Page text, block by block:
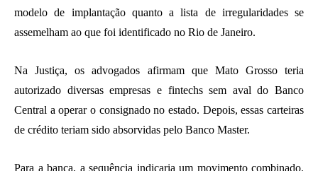
modelo de implantação quanto a lista de irregularidades se
assemelham ao que foi identificado no Rio de Janeiro.
Na Justiça, os advogados afirmam que Mato Grosso teria
autorizado diversas empresas e fintechs sem aval do Banco
Central a operar o consignado no estado. Depois, essas carteiras
de crédito teriam sido absorvidas pelo Banco Master.
Para a banca, a sequência indicaria um movimento combinado.